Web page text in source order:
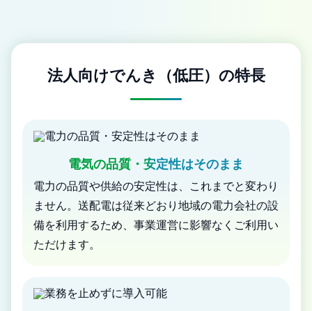
法人向けでんき（低圧）の特長
電気の品質・安定性はそのまま
電力の品質や供給の安定性は、これまでと変わり
ません。送配電は従来どおり地域の電力会社の設
備を利用するため、事業運営に影響なくご利用い
ただけます。